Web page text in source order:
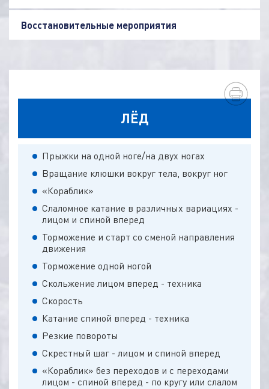
Восстановительные мероприятия
ЛЁД
Прыжки на одной ноге/на двух ногах
Вращание клюшки вокруг тела, вокруг ног
«Кораблик»
Слаломное катание в различных вариациях -
лицом и спиной вперед
Торможение и старт со сменой направления
движения
Торможение одной ногой
Скольжение лицом вперед - техника
Скорость
Катание спиной вперед - техника
Резкие повороты
Скрестный шаг - лицом и спиной вперед
«Кораблик» без переходов и с переходами
лицом - спиной вперед - по кругу или слалом